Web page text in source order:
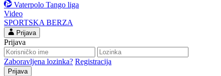
Vaterpolo Tango liga
Video
SPORTSKA BERZA
Prijava
Prijava
Zaboravljena lozinka? Registracija